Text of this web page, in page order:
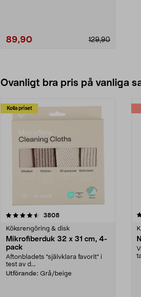
129,90
89,90
Ovanligt bra pris på vanliga
Kolla priset
3808recensioner
Köksrengöring & disk
Mikrofiberduk 32 x 31 cm, 4-
pack
Aftonbladets "självklara favorit” i
test av d...
Utförande: Grå/beige
4.0av 5 stjärnor